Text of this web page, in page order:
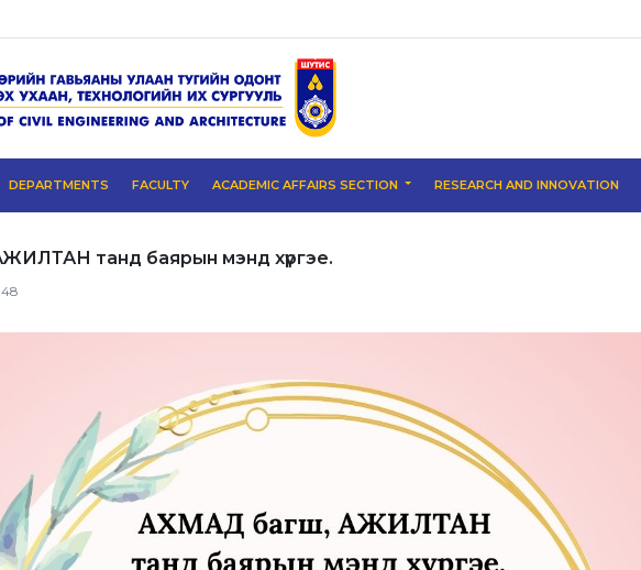
DEPARTMENTS FACULTY ACADEMIC AFFAIRS SECTION RESEARCH AND INNOVATION
танд баярын мэнд хүргэе.